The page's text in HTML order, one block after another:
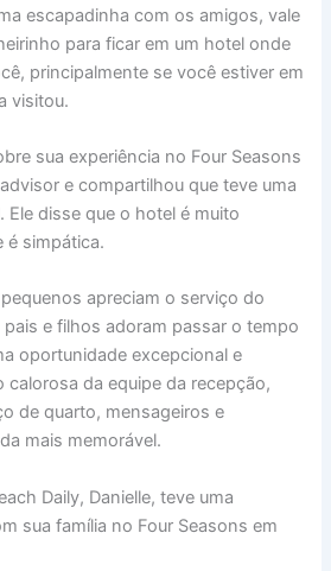
escapadinha com os amigos, vale
para ficar em um hotel onde
principalmente se você estiver em
visitou.
sua experiência no Four Seasons
e compartilhou que teve uma
Ele disse que o hotel é muito
é simpática.
apreciam o serviço do
e filhos adoram passar o tempo
oportunidade excepcional e
calorosa da equipe da recepção,
de quarto, mensageiros e
mais memorável.
Daily, Danielle, teve uma
sua família no Four Seasons em